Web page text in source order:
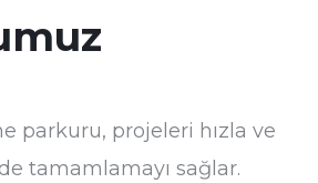
parkuru, projeleri hızla ve
tamamlamayı sağlar.